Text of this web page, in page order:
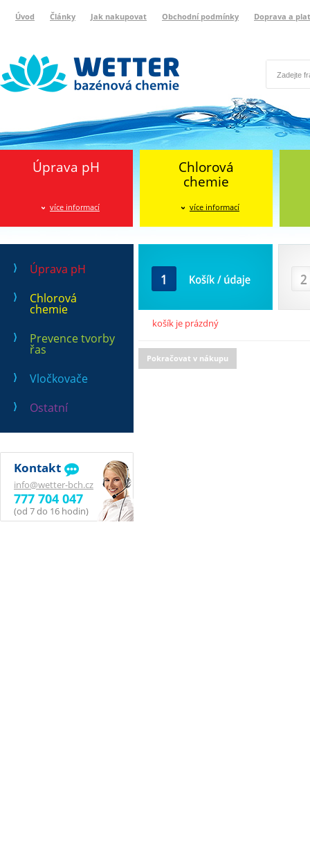
Úvod Články Jak nakupovat Obchodní podmínky Doprava a
Úprava pH
více informací
Chlorová
chemie
více informací
Úprava pH
Chlorová
chemie
Prevence tvorby
řas
Vločkovače
Ostatní
Kontakt
info@wetter-bch.cz
777 704 047
(od 7 do 16 hodin)
košík je prázdný
Pokračovat v nákupu